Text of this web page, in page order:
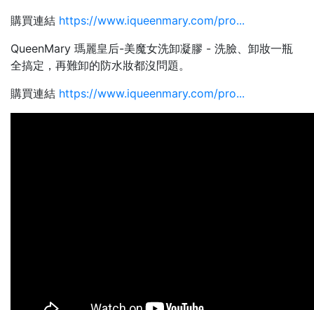
購買連結 https://www.iqueenmary.com/pro...
QueenMary 瑪麗皇后-美魔女洗卸凝膠 - 洗臉、卸妝一瓶
全搞定，再難卸的防水妝都沒問題。
購買連結 https://www.iqueenmary.com/pro...